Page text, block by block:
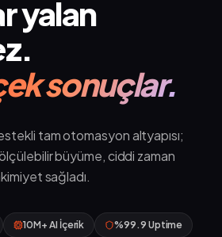
yalan
sonuçlar.
tam otomasyon altyapısı;
büyüme, ciddi zaman
sağladı.
10M+ AI İçerik %99.9 Uptime